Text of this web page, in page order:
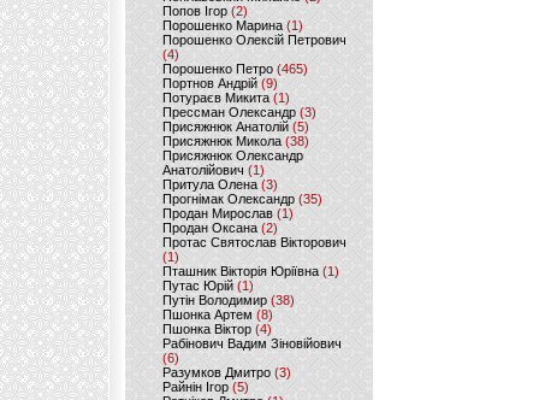
Попов Ігор(2)
Порошенко Марина (1)
Порошенко Олексій Петрович
(4)
Порошенко Петро (465)
Портнов Андрій (9)
Потураєв Микита(1)
Прессман Олександр(3)
Присяжнюк Анатолій (5)
Присяжнюк Микола (38)
Присяжнюк Олександр
Анатолійович (1)
Притула Олена (3)
Прогнімак Олександр(35)
Продан Мирослав(1)
Продан Оксана (2)
Протас Святослав Вікторович
(1)
Пташник Вікторія Юріївна (1)
Путас Юрій (1)
Путін Володимир(38)
Пшонка Артем (8)
Пшонка Віктор(4)
Рабінович Вадим Зіновійович
(6)
Разумков Дмитро (3)
Райнін Ігор(5)